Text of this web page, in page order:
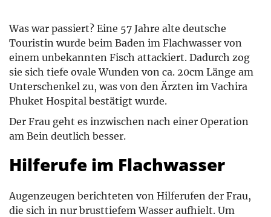
Was war passiert? Eine 57 Jahre alte deutsche
Touristin wurde beim Baden im Flachwasser von
einem unbekannten Fisch attackiert. Dadurch zog
sie sich tiefe ovale Wunden von ca. 20cm Länge am
Unterschenkel zu, was von den Ärzten im Vachira
Phuket Hospital bestätigt wurde.
Der Frau geht es inzwischen nach einer Operation
am Bein deutlich besser.
Hilferufe im Flachwasser
Augenzeugen berichteten von Hilferufen der Frau,
die sich in nur brusttiefem Wasser aufhielt. Um